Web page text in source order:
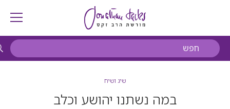
שיג ושיח
במה נשתנו יהושע וכלב